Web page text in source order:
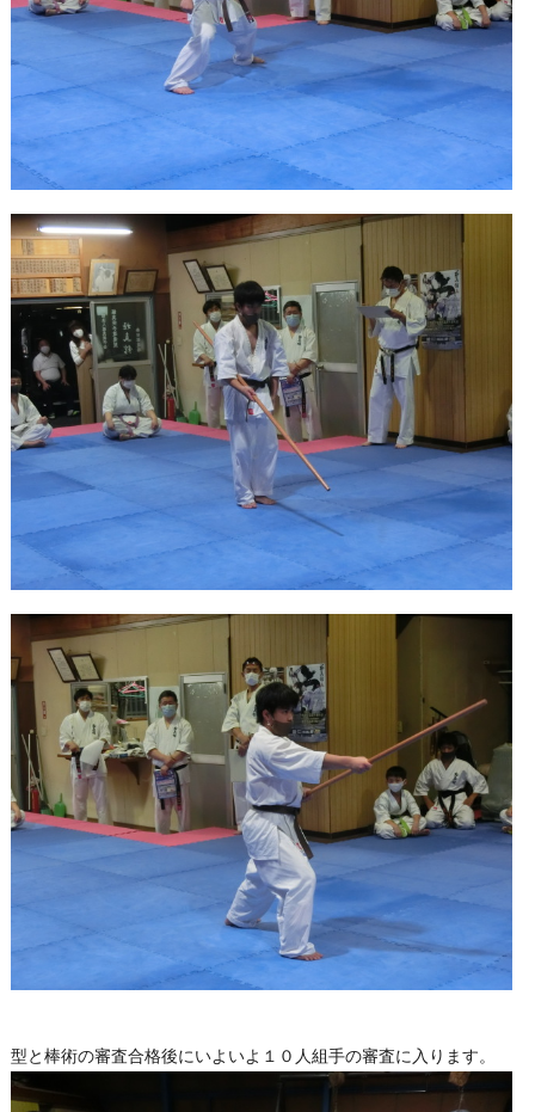
型と棒術の審査合格後にいよいよ１０人組手の審査に入ります。